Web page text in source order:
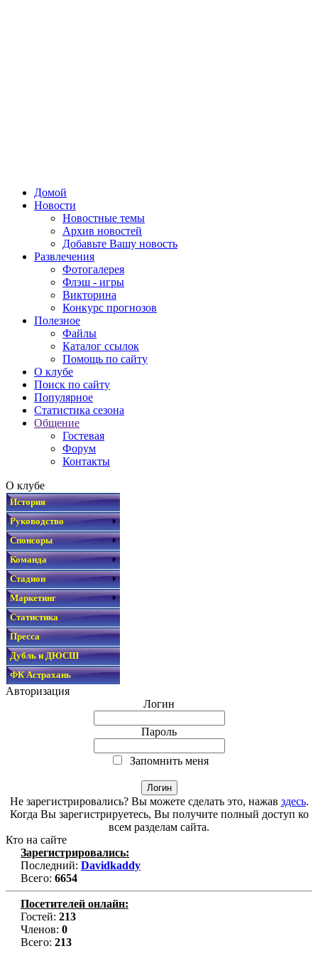
Домой
Новости
Новостные темы
Архив новостей
Добавьте Вашу новость
Развлечения
Фотогалерея
Флэш - игры
Викторина
Конкурс прогнозов
Полезное
Файлы
Каталог ссылок
Помощь по сайту
О клубе
Поиск по сайту
Популярное
Статистика сезона
Общение
Гостевая
Форум
Контакты
О клубе
История
Руководство
Спонсоры
Команда
Стадион
Маркетинг
Статистика
Пресса
Дубль и ДЮСШ
ФК Астрахань
Авторизация
Логин
Пароль
Запомнить меня
Не зарегистрировались? Вы можете сделать это, нажав здесь.
Когда Вы зарегистрируетесь, Вы получите полный доступ ко
всем разделам сайта.
Кто на сайте
Зарегистрировались:
Последний: Davidkaddy
Всего: 6654
Посетителей онлайн:
Гостей: 213
Членов: 0
Всего: 213